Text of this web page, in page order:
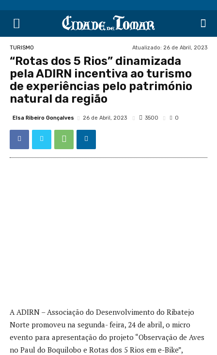
TURISMO Atualizado: 26 de Abril, 2023
“Rotas dos 5 Rios” dinamizada
pela ADIRN incentiva ao turismo
de experiências pelo património
natural da região
Elsa Ribeiro Gonçalves 26 de Abril, 2023 3500 0
A ADIRN – Associação do Desenvolvimento do Ribatejo
Norte promoveu na segunda- feira, 24 de abril, o micro
evento para apresentação do projeto “Observação de Aves
no Paul do Boquilobo e Rotas dos 5 Rios em e-Bike”,